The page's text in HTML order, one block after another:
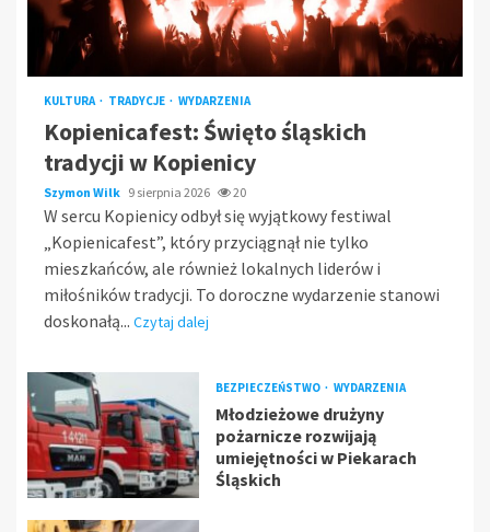
KULTURA TRADYCJE WYDARZENIA
Kopienicafest: Święto śląskich
tradycji w Kopienicy
Szymon Wilk 9 sierpnia 2026 20
W sercu Kopienicy odbył się wyjątkowy festiwal
„Kopienicafest”, który przyciągnął nie tylko
mieszkańców, ale również lokalnych liderów i
miłośników tradycji. To doroczne wydarzenie stanowi
doskonałą... Czytaj dalej
BEZPIECZEŃSTWO WYDARZENIA
Młodzieżowe drużyny
pożarnicze rozwijają
umiejętności w Piekarach
Śląskich